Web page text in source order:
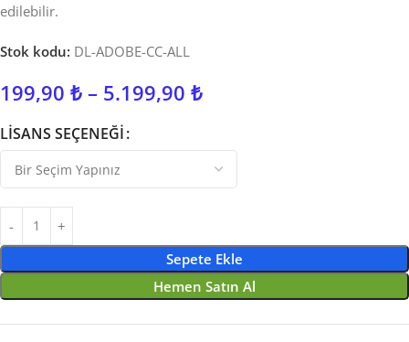
edilebilir.
Stok kodu: DL-ADOBE-CC-ALL
199,90 ₺ – 5.199,90 ₺
LISANS SEÇENEĞI
Sepete Ekle
Hemen Satın Al